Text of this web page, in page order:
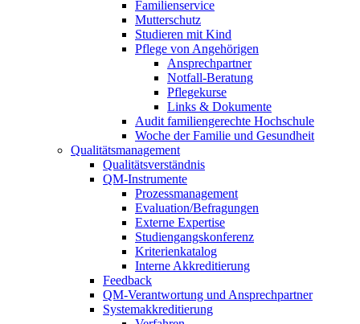
Familienservice
Mutterschutz
Studieren mit Kind
Pflege von Angehörigen
Ansprechpartner
Notfall-Beratung
Pflegekurse
Links & Dokumente
Audit familiengerechte Hochschule
Woche der Familie und Gesundheit
Qualitätsmanagement
Qualitätsverständnis
QM-Instrumente
Prozessmanagement
Evaluation/Befragungen
Externe Expertise
Studiengangskonferenz
Kriterienkatalog
Interne Akkreditierung
Feedback
QM-Verantwortung und Ansprechpartner
Systemakkreditierung